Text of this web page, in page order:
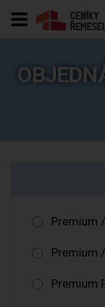
Premium
Premium
Premium